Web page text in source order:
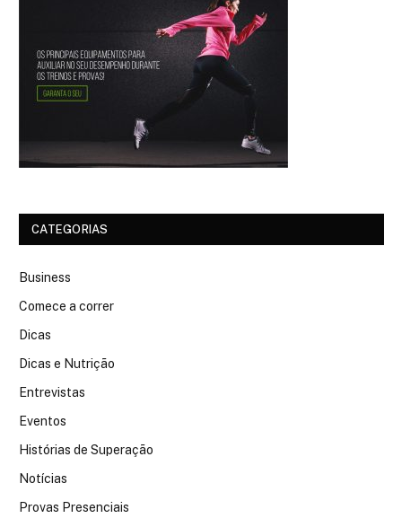
CATEGORIAS
Business
Comece a correr
Dicas
Dicas e Nutrição
Entrevistas
Eventos
Histórias de Superação
Notícias
Provas Presenciais